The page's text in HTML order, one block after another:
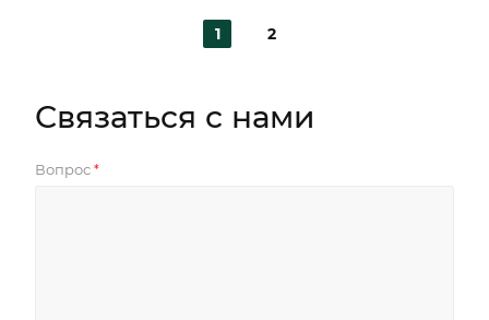
1 2
Связаться с нами
Вопрос *